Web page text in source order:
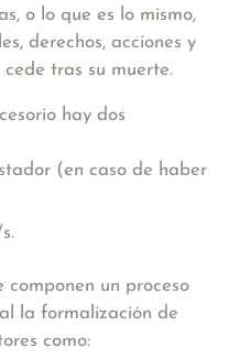
o lo que es lo mismo,
derechos, acciones y
tras su muerte.
hay dos
(en caso de haber
componen un proceso
la formalización de
como: